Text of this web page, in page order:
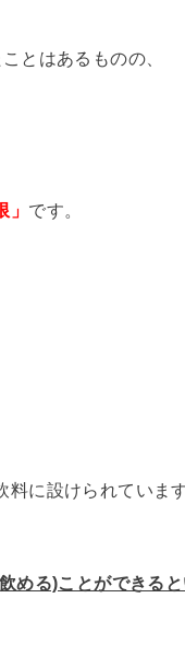
とはあるものの、
」 です。
に設けられています
める)ことができると